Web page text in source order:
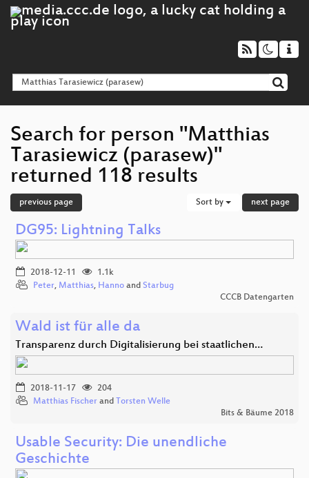
Search for person "Matthias
Tarasiewicz (parasew)"
returned 118 results
previous page Sort by next page
DG95: Lightning Talks
2018-12-11
1.1k
Peter, Matthias, Hanno and Starbug
CCCB Datengarten
Wald ist für alle da
Transparenz durch Digitalisierung bei staatlichen…
2018-11-17
204
Matthias Fischer and Torsten Welle
Bits & Bäume 2018
Usable Security: Die unendliche
Geschichte